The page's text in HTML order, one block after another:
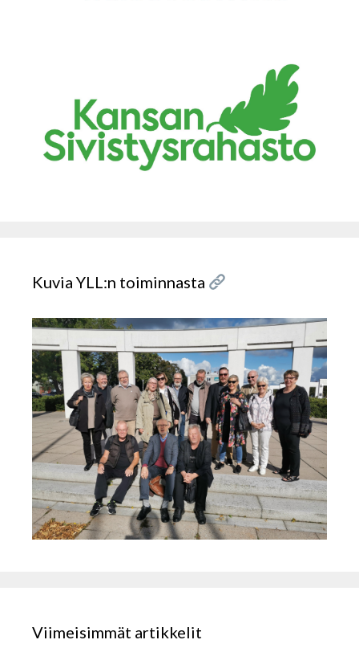
Kuvia YLL:n toiminnasta
Viimeisimmät artikkelit